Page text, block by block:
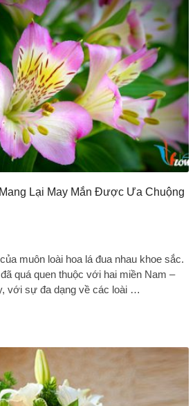
Lại May Mắn Được Ưa Chuộng
muôn loài hoa lá đua nhau khoe sắc.
quá quen thuộc với hai miền Nam –
với sự đa dạng về các loài …